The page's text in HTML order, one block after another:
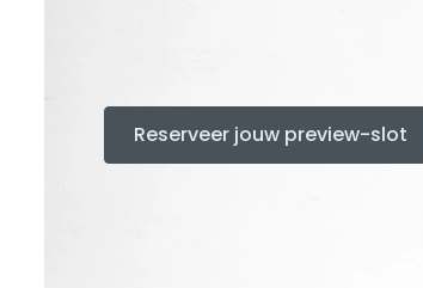
Reserveer jouw preview-slot